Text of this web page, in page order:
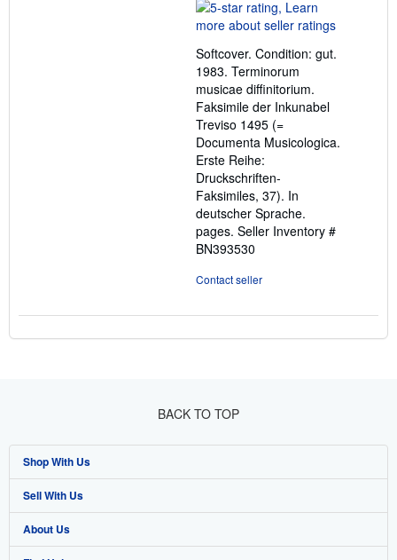
rating
5
of
5
stars
Softcover. Condition: gut.
1983. Terminorum
musicae diffinitorium.
Faksimile der Inkunabel
Treviso 1495 (=
Documenta Musicologica.
Erste Reihe:
Druckschriften-
Faksimiles, 37). In
deutscher Sprache.
pages. Seller Inventory #
BN393530
Contact seller
BACK TO TOP
Shop With Us
Advanced Search
Browse Collections
Sell With Us
Start Selling
About Us